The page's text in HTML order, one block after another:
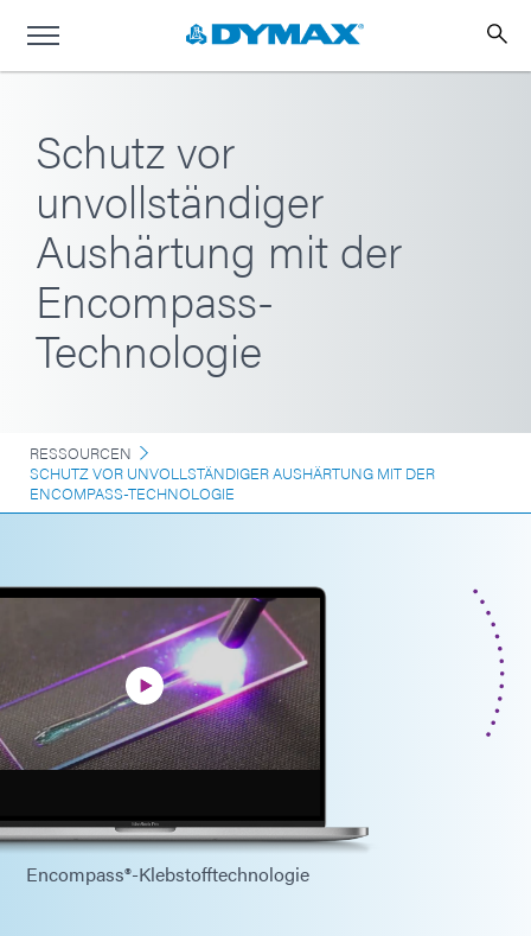
Schutz vor
unvollständiger
Aushärtung mit der
Encompass-
Technologie
RESSOURCEN
SCHUTZ VOR UNVOLLSTÄNDIGER AUSHÄRTUNG MIT DER
ENCOMPASS-TECHNOLOGIE
Encompass®-Klebstofftechnologie